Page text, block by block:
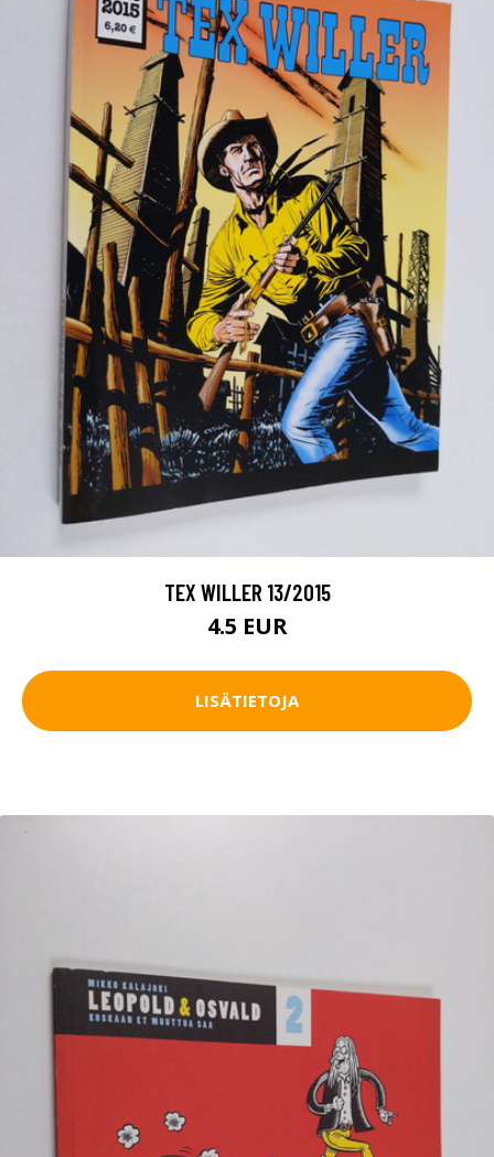
TEX WILLER 13/2015
4.5 EUR
LISÄTIETOJA